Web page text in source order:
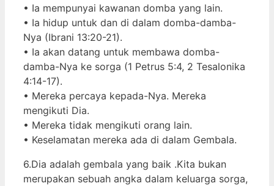
• Ia mempunyai kawanan domba yang lain.
• Ia hidup untuk dan di dalam domba-damba-
Nya (Ibrani 13:20-21).
• Ia akan datang untuk membawa domba-
damba-Nya ke sorga (1 Petrus 5:4, 2 Tesalonika
4:14-17).
• Mereka percaya kepada-Nya. Mereka
mengikuti Dia.
• Mereka tidak mengikuti orang lain.
• Keselamatan mereka ada di dalam Gembala.
6.Dia adalah gembala yang baik .Kita bukan
merupakan sebuah angka dalam keluarga sorga,